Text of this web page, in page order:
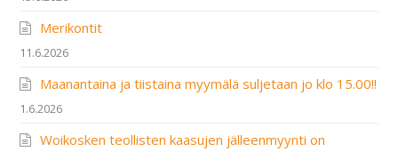
Merikontit
11.6.2026
Maanantaina ja tiistaina myymälä suljetaan jo klo 15.00!!
1.6.2026
Woikosken teollisten kaasujen jälleenmyynti on